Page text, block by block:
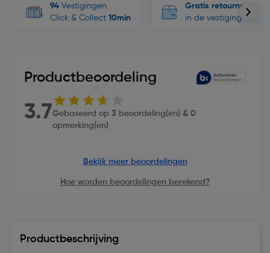
94 Vestigingen
Click & Collect 10min
Gratis retourneren
in de vestigingen
Productbeoordeling
3.7Gebaseerd op 3 beoordeling(en) & 0
opmerking(en)
Bekijk meer beoordelingen
Hoe worden beoordelingen berekend?
Productbeschrijving